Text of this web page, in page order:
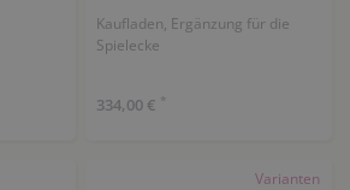
Kaufladen, Ergänzung für die
Spielecke
334,00 € *
Varianten